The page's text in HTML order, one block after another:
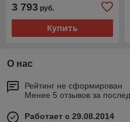
3 793 руб.
Купить
О нас
Рейтинг не сформирован
Менее 5 отзывов за
Работает с 29.08.2014